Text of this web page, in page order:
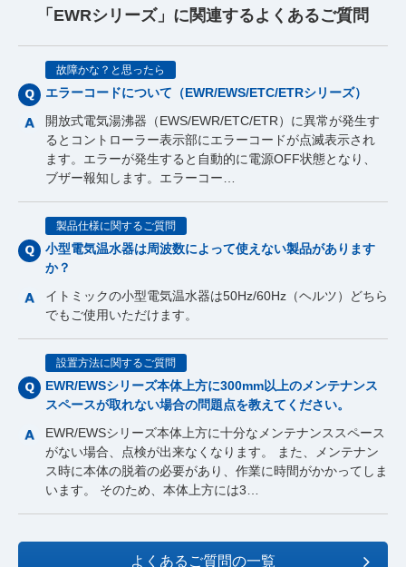
「EWRシリーズ」に関連するよくあるご質問
故障かな？と思ったら
エラーコードについて（EWR/EWS/ETC/ETRシリーズ）
開放式電気湯沸器（EWS/EWR/ETC/ETR）に異常が発生す
るとコントローラー表示部にエラーコードが点滅表示され
ます。エラーが発生すると自動的に電源OFF状態となり、
ブザー報知します。エラーコー…
製品仕様に関するご質問
小型電気温水器は周波数によって使えない製品があります
か？
イトミックの小型電気温水器は50Hz/60Hz（ヘルツ）どちら
でもご使用いただけます。
設置方法に関するご質問
EWR/EWSシリーズ本体上方に300mm以上のメンテナンス
スペースが取れない場合の問題点を教えてください。
EWR/EWSシリーズ本体上方に十分なメンテナンススペース
がない場合、点検が出来なくなります。 また、メンテナン
ス時に本体の脱着の必要があり、作業に時間がかかってしま
います。 そのため、本体上方には3…
よくあるご質問の一覧